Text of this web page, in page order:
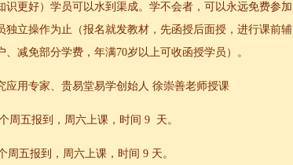
识更好）学员可以水到渠成。学不会者，可以永远免费参加
独立操作为止（报名就发教材，先函授后面授，进行课前辅
减免部分学费，年满70岁以上可收函授学员）。
应用专家、贵易堂易学创始人 徐崇善老师授课
周五报到，周六上课，时间 9 天。
报到，周六上课，时间 9 天。